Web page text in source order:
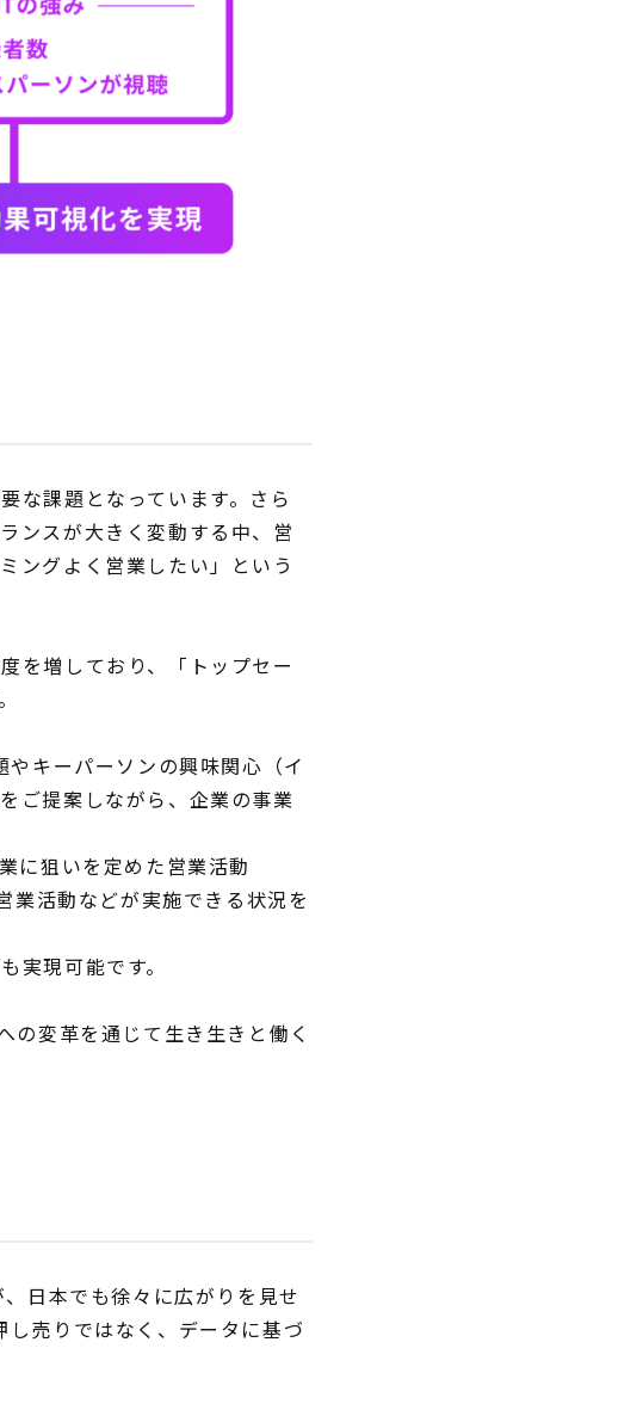
な課題となっています。さら
ンスが大きく変動する中、営
ングよく営業したい」という
を増しており、「トップセー
キーパーソンの興味関心（イ
ご提案しながら、企業の事業
に狙いを定めた営業活動
業活動などが実施できる状況を
実現可能です。
の変革を通じて生き生きと働く
日本でも徐々に広がりを見せ
売りではなく、データに基づ